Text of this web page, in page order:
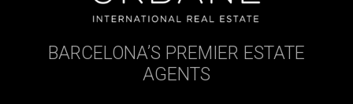
d'agència ni despeses relacionades amb la hipoteca, si
BARCELONA’S PREMIER ESTATE
AGENTS